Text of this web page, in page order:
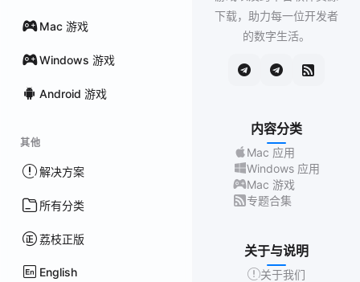
Mac 游戏
Windows 游戏
Android 游戏
其他
解决方案
所有分类
荔枝正版
English
下载，助力每一位开发者
的数字生活。
内容分类
Mac 应用
Windows 应用
Mac 游戏
专题合集
关于与说明
关于我们